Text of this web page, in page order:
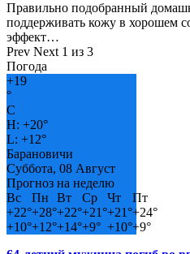
Правильно подобранный
поддерживать кожу в хорошем
эффект…
Prev Next 1 из 3
Погода
+19
°
C
H: +20°
L: +12°
Барановичи
Суббота, 08 Август
Прогноз на неделю
Вс
Пн Вт Ср Чт
Пт
+22°+28°+22°+21°+21°+24°
+10°+12°+14°+9° +10°+9°